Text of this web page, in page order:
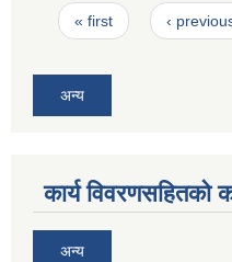
Pages
« first ‹
अन्य
कार्य विवरणसहितको
अन्य